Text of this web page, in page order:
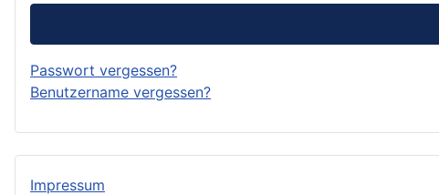
Passwort vergessen?
Benutzername vergessen?
Impressum